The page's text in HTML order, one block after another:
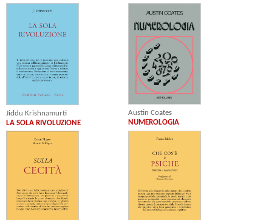
Jiddu Krishnamurti
LA SOLA RIVOLUZIONE
Austin Coates
NUMEROLOGIA